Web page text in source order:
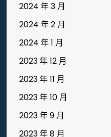
2024 年 3 月
2024 年 2 月
2024 年 1 月
2023 年 12 月
2023 年 11 月
2023 年 10 月
2023 年 9 月
2023 年 8 月